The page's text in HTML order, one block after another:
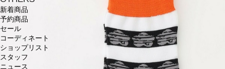
新着商品
予約商品
セール
コーディネート
ショップリスト
スタッフ
ニュース